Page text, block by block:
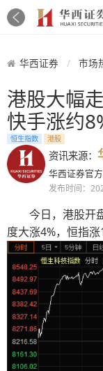
华西证券 市场
港股大幅
快手涨约
恒生指数 港股
资讯来源：
华西证券官
发布时间：
今日，港股开
度大涨4%，恒指涨